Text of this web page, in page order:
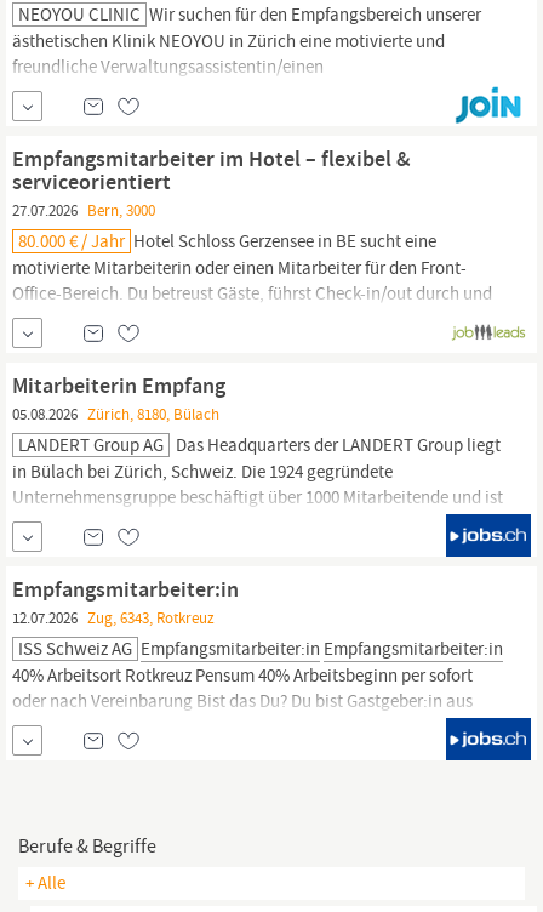
NEOYOU CLINIC Wir suchen für den Empfangsbereich unserer
ästhetischen Klinik NEOYOU in Zürich eine motivierte und
freundliche Verwaltungsassistentin/einen
Verwaltungsassistenten für 1-2 Tage pro Woche (20-40 %
Arbeitsbelastung). Wir legen grossen Wert auf einen erstklassigen
Aufgaben Entgegennahme und Weiterleitung von...
Empfangsmitarbeiter im Hotel – flexibel &
serviceorientiert
27.07.2026 Bern, 3000
80.000 € / Jahr Hotel Schloss Gerzensee in BE sucht eine
motivierte Mitarbeiterin oder einen Mitarbeiter für den Front-
Office-Bereich. Du betreust Gäste, führst Check-in/out durch und
koordinierst Reservierungen. Du arbeitest in einem 7-Tage-
Betrieb, bringst Erfahrung in Hotellerie oder Tourismus mit,
idealerweise...
Mitarbeiterin Empfang
05.08.2026 Zürich, 8180, Bülach
LANDERT Group AG Das Headquarters der LANDERT Group liegt
in Bülach bei Zürich, Schweiz. Die 1924 gegründete
Unternehmensgruppe beschäftigt über 1000 Mitarbeitende und ist
in die zwei Divisionen SERVAX (massgeschneiderte
Elektromotoren) und TORMAX (Tür- und Torsysteme) gegliedert.
weltweit
Empfangsmitarbeiter:in
12.07.2026 Zug, 6343, Rotkreuz
ISS Schweiz AG Empfangsmitarbeiter:in Empfangsmitarbeiter:in
40% Arbeitsort Rotkreuz Pensum 40% Arbeitsbeginn per sofort
oder nach Vereinbarung Bist das Du? Du bist Gastgeber:in aus
Leidenschaft? Am Empfang schaffst du den ersten Eindruck –
freundlich, professionell und serviceorientiert. Du lebst unsere
Berufe & Begriffe
+ Alle